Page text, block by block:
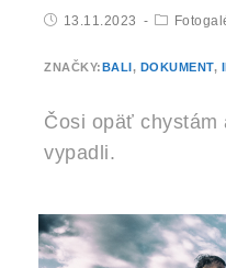
13.11.2023
ZNAČKY:BALI, DOKUMENT,
Čosi opäť chystám
vypadli.